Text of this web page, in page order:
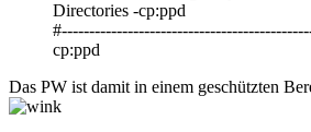
Directories -cp:ppd
cp:ppd
Das PW ist damit in einem geschützten